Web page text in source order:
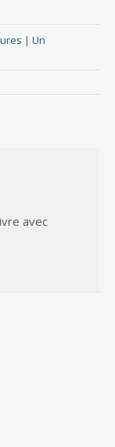
| Un
avec